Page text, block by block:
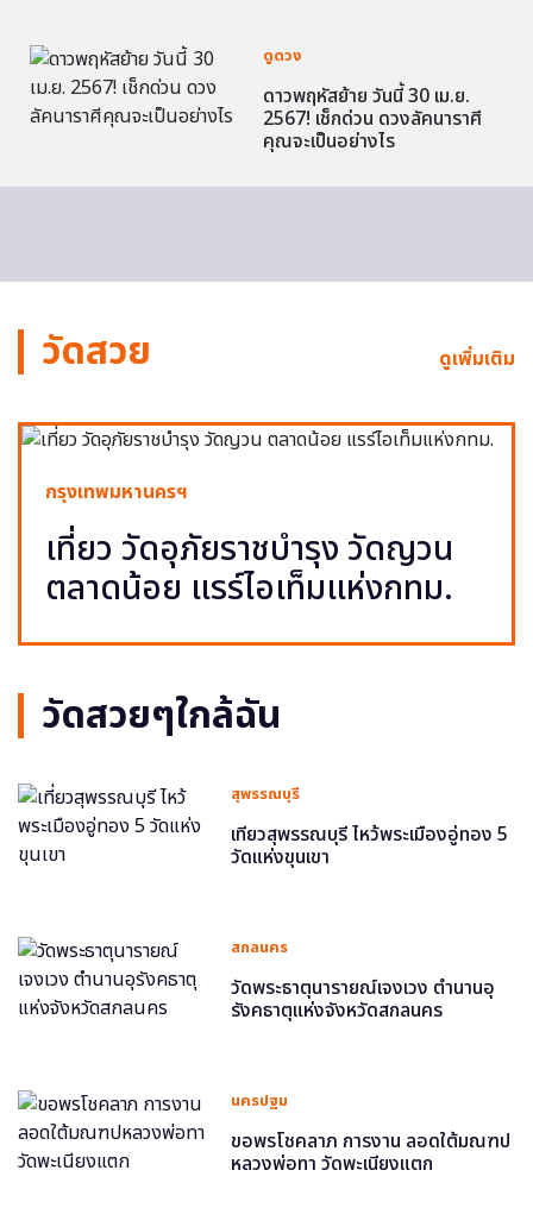
ดูดวง
ดาวพฤหัสย้าย วันนี้ 30 เม.ย.
2567! เช็กด่วน ดวงลัคนาราศี
คุณจะเป็นอย่างไร
วัดสวย ดูเพิ่มเติม
กรุงเทพมหานครฯ
เที่ยว วัดอุภัยราชบำรุง วัดญวน
ตลาดน้อย แรร์ไอเท็มแห่งกทม.
วัดสวยๆใกล้ฉัน
สุพรรณบุรี
เที่ยวสุพรรณบุรี ไหว้พระเมืองอู่ทอง 5
วัดแห่งขุนเขา
สกลนคร
วัดพระธาตุนารายณ์เจงเวง ตำนานอุ
รังคธาตุแห่งจังหวัดสกลนคร
นครปฐม
ขอพรโชคลาภ การงาน ลอดใต้มณฑป
หลวงพ่อทา วัดพะเนียงแตก